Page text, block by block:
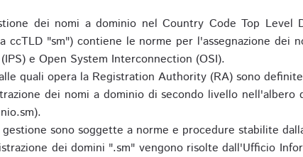
dei nomi a dominio nel Country Code Top Level
ccTLD "sm") contiene le norme per l'assegnazione dei
e Open System Interconnection (OSI).
quali opera la Registration Authority (RA) sono
dei nomi a dominio di secondo livello nell'albero
sono soggette a norme e procedure stabilite
dei domini ".sm" vengono risolte dall'Ufficio